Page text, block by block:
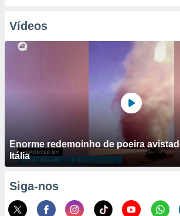
Vídeos
Enorme redemoinho de poeira
Itália
Siga-nos